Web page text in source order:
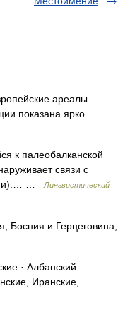
ареалы
показана ярко
к палеобалканской
связи с
…
Лингвистический
Босния и Герцеговина,
· Албанский
Иранские,